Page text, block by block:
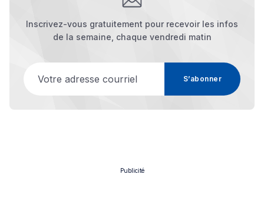
Inscrivez-vous gratuitement pour recevoir les infos
de la semaine, chaque vendredi matin
S’abonner
Publicité